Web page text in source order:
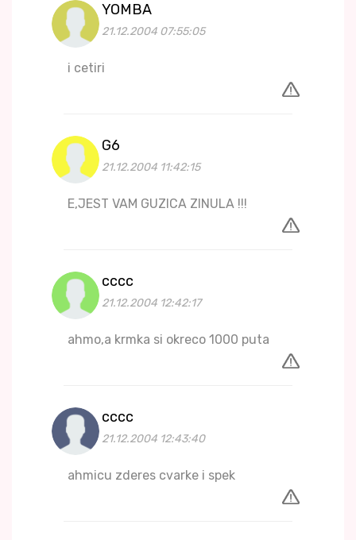
YOMBA
21.12.2004 07:55:05
i cetiri
G6
21.12.2004 11:42:15
E,JEST VAM GUZICA ZINULA !!!
cccc
21.12.2004 12:42:17
ahmo,a krmka si okreco 1000 puta
cccc
21.12.2004 12:43:40
ahmicu zderes cvarke i spek